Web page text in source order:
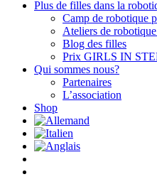
Plus de filles dans la
Camp de robotique
Ateliers de
Blog des filles
Prix GIRLS IN
Qui sommes nous?
Partenaires
L’association
Shop